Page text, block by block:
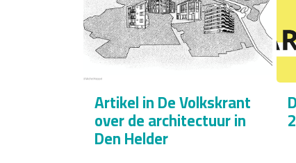
Artikel in De Volkskrant
over de architectuur in
Den Helder